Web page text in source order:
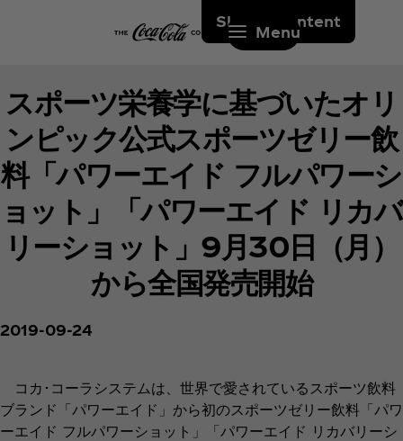
Skip to content
Menu
スポーツ栄養学に基づいたオリ
ンピック公式スポーツゼリー飲
料「パワーエイド フルパワーシ
ョット」「パワーエイド リカバ
リーショット」9月30日（月）
から全国発売開始
2019-09-24
コカ･コーラシステムは、世界で愛されているスポーツ飲料
ブランド「パワーエイド」から初のスポーツゼリー飲料「パワ
ーエイド フルパワーショット」「パワーエイド リカバリーシ